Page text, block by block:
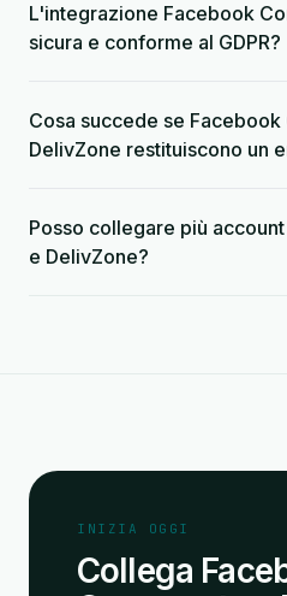
L'integrazione Facebook
sicura e conforme al GDPR?
Cosa succede se Facebook
DelivZone restituiscono un
Posso collegare più
e DelivZone?
INIZIA OGGI
Collega